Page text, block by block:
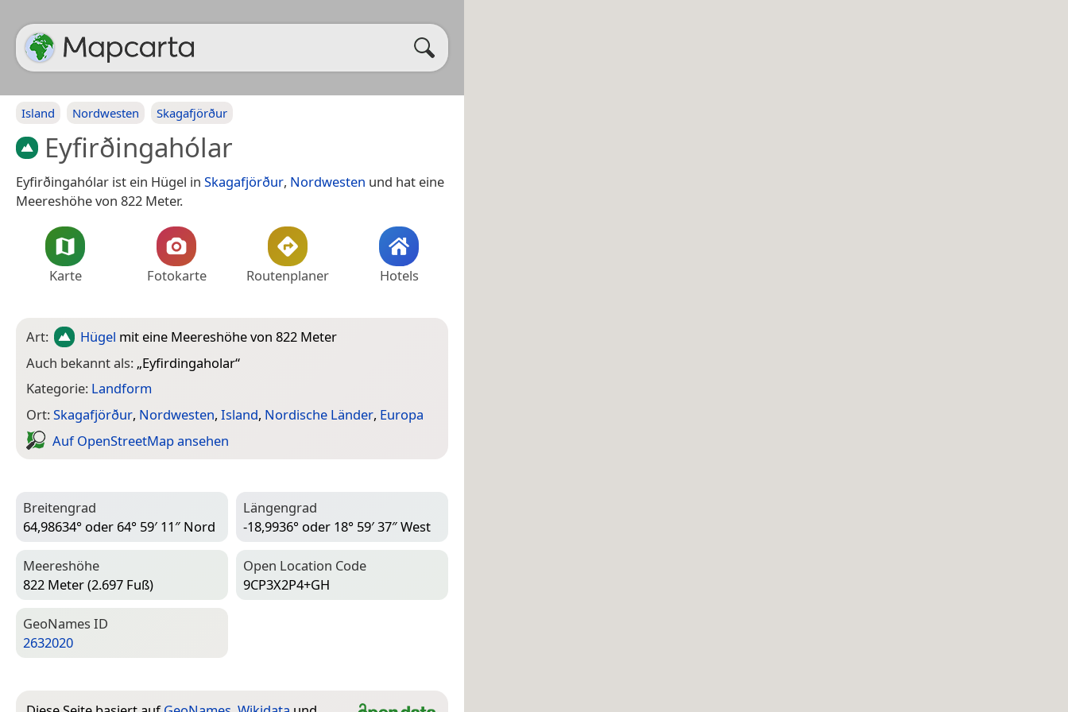
Island Nordwesten Skagafjörður
Eyfirðingahólar
Eyfirðingahólar ist ein Hügel in Skagafjörður, Nordwesten und hat eine
Meereshöhe von 822 Meter.
Karte Fotokarte Routenplaner Hotels
Art: Hügel mit eine Meereshöhe von 822 Meter
Auch bekannt als: „Eyfirdingaholar“
Kategorie: Landform
Ort:Skagafjörður, Nordwesten, Island, Nordische Länder, Europa
Auf Open­Street­Map ansehen
Breitengrad
64,98634° oder 64° 59′ 11″ Nord
Längengrad
-18,9936° oder 18° 59′ 37″ West
Meereshöhe
822 Meter (2.697 Fuß)
Open Location Code
9CP3X2P4+GH
Geo­Names ID
2632020